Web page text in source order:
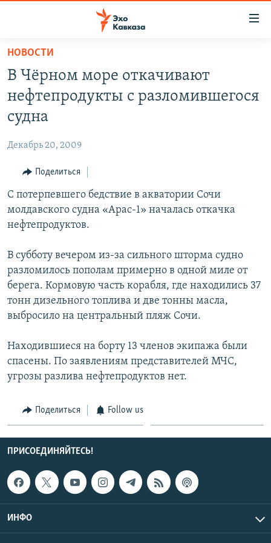
Вернуться
основному
содержанию
Вернутся
главной
навигации
Вернутся
поиску
ТБИЛИСИ
СУХУМИ
ВЕСЬ КАВКАЗ
СЕВЕРНЫЙ КАВКАЗ
АРМЕНИЯ
АЗЕРБАЙДЖАН
ТЕМЫ
ПОЛИТИКА
ЭКОНОМИКА
КУЛЬТУРА
СПОРТ
МИР
РУБРИКИ
НЕКРУГЛЫЙ СТОЛ
ПОЗИЦИЯ
БЛОГИ
ГОЛОСА
МУЛЬТИМЕДИА
ФОТО
ПОДКАСТЫ
АРХИВ РАДИОПРОГРАММЫ
ПРИСОЕДИНЯЙТЕСЬ!
НОВОСТИ
В Чёрном море откачивают
нефтепродукты с разломившегося
судна
Декабрь 20, 2009
Поделиться
С потерпевшего бедствие в акватории Сочи
молдавского судна «Арас-1» началась откачка
нефтепродуктов.
В субботу вечером из-за сильного шторма судно
разломилось пополам примерно в одной миле от
берега. Кормовую часть корабля, где находились 37
тонн дизельного топлива и две тонны масла,
выбросило на центральный пляж Сочи.
Находившиеся на борту 13 членов экипажа были
спасены. По заявлениям представителей МЧС,
угрозы разлива нефтепродуктов нет.
Поделиться Follow us
ПРИСОЕДИНЯЙТЕСЬ!
ИНФО